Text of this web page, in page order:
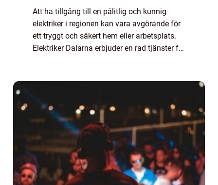
Att ha tillgång till en pålitlig och kunnig
elektriker i regionen kan vara avgörande för
ett tryggt och säkert hem eller arbetsplats.
Elektriker Dalarna erbjuder en rad tjänster för